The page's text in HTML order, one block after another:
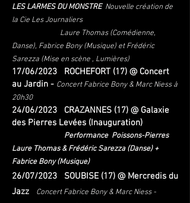
LES LARMES DU MONSTRE Nouvelle création de
la Cie Les Journaliers
Laure Thomas (Comédienne,
Danse), Fabrice Bony (Musique) et Frédéric
Sarezza (Mise en scène , Lumières)
17/06/2023 ROCHEFORT (17) @ Concert
au Jardin - Concert Fabrice Bony & Marc Niess à
20h30
24/06/2023 CRAZANNES (17) @ Galaxie
des Pierres Levées (Inauguration)
Performance Poissons-Pierres
Laure Thomas & Frédéric Sarezza (Danse) +
Fabrice Bony (Musique)
26/07/2023 SOUBISE (17) @ Mercredis du
Jazz
Concert Fabrice Bony & Marc Niess -